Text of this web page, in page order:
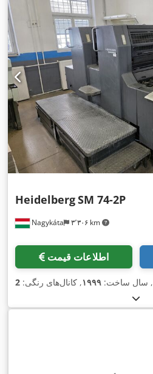
Nagykáta ۳٬۳۰۶ km
HeidelbergSM 74-2P
اطلاعات قیمت
, سال ساخت: ۱۹۹۹, کانال‌های رنگی: 2